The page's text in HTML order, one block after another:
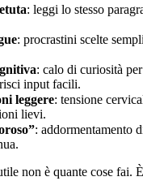
: leggi lo stesso
: procrastini scelte
: calo di curiosità
input facili.
leggere: tensione
lievi.
: addormentamento
non è quante cose fai.